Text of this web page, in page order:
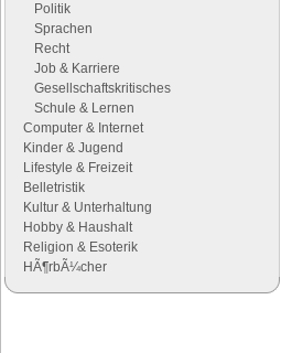
Politik
Sprachen
Recht
Job & Karriere
Gesellschaftskritisches
Schule & Lernen
Computer & Internet
Kinder & Jugend
Lifestyle & Freizeit
Belletristik
Kultur & Unterhaltung
Hobby & Haushalt
Religion & Esoterik
HÃ¶rbÃ¼cher